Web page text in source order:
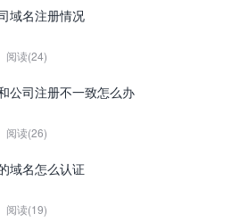
域名注册情况
阅读(24)
公司注册不一致怎么办
阅读(26)
域名怎么认证
阅读(19)